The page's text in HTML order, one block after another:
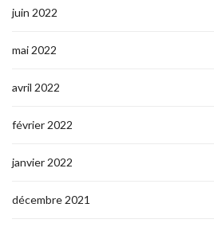
juin 2022
mai 2022
avril 2022
février 2022
janvier 2022
décembre 2021